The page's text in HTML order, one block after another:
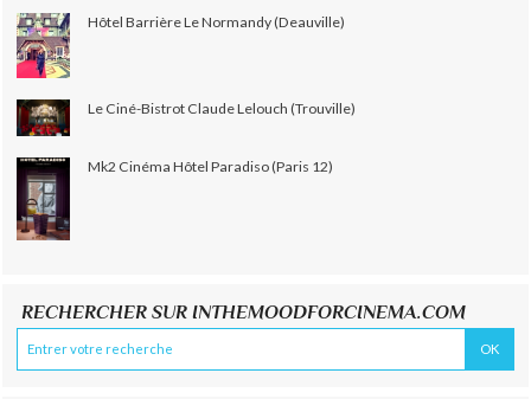
Hôtel Barrière Le Normandy (Deauville)
Le Ciné-Bistrot Claude Lelouch (Trouville)
Mk2 Cinéma Hôtel Paradiso (Paris 12)
RECHERCHER SUR INTHEMOODFORCINEMA.COM